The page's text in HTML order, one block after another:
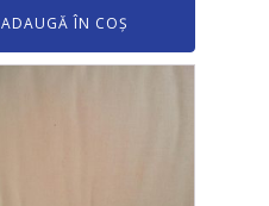
ADAUGĂ ÎN COȘ